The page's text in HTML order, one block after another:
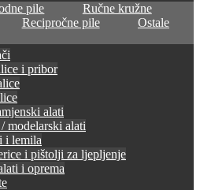
pile
Ručne kružne
Recipročne pile
Ostale
i pribor
alati
modelarski alati
i lemila
i pištolji za ljepljenje
i oprema